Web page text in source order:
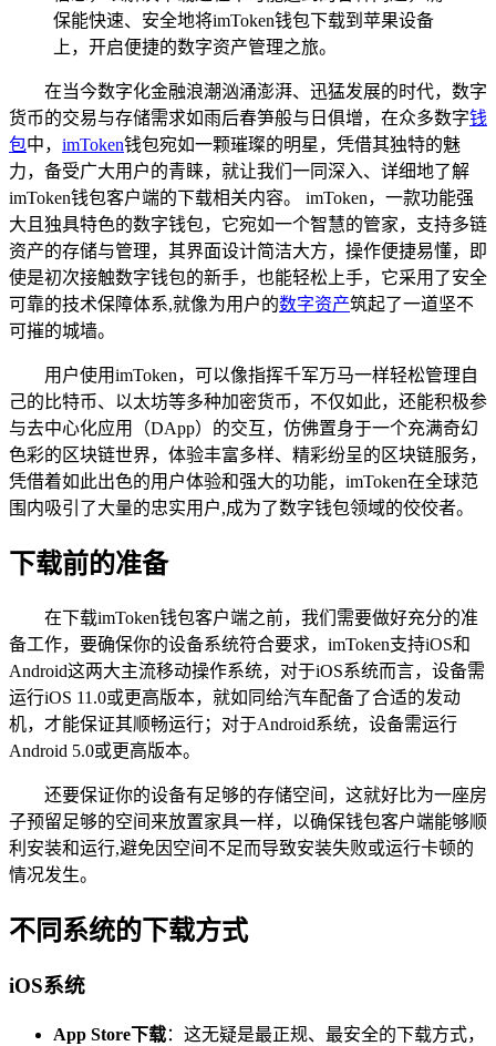
保能快速、安全地将imToken钱包下载到苹果设备
上，开启便捷的数字资产管理之旅。
在当今数字化金融浪潮汹涌澎湃、迅猛发展的时代，数字
货币的交易与存储需求如雨后春笋般与日俱增，在众多数字钱
包中， imToken钱包宛如一颗璀璨的明星，凭借其独特的魅
力，备受广大用户的青睐，就让我们一同深入、详细地了解
imToken钱包客户端的下载相关内容。 imToken，一款功能强
大且独具特色的数字钱包，它宛如一个智慧的管家，支持多链
资产的存储与管理，其界面设计简洁大方，操作便捷易懂，即
使是初次接触数字钱包的新手，也能轻松上手，它采用了安全
可靠的技术保障体系,就像为用户的数字资产筑起了一道坚不
可摧的城墙。
用户使用imToken，可以像指挥千军万马一样轻松管理自
己的比特币、以太坊等多种加密货币，不仅如此，还能积极参
与去中心化应用（DApp）的交互，仿佛置身于一个充满奇幻
色彩的区块链世界，体验丰富多样、精彩纷呈的区块链服务，
凭借着如此出色的用户体验和强大的功能，imToken在全球范
围内吸引了大量的忠实用户,成为了数字钱包领域的佼佼者。
下载前的准备
在下载imToken钱包客户端之前，我们需要做好充分的准
备工作，要确保你的设备系统符合要求，imToken支持iOS和
Android这两大主流移动操作系统，对于iOS系统而言，设备需
运行iOS 11.0或更高版本，就如同给汽车配备了合适的发动
机，才能保证其顺畅运行；对于Android系统，设备需运行
Android 5.0或更高版本。
还要保证你的设备有足够的存储空间，这就好比为一座房
子预留足够的空间来放置家具一样，以确保钱包客户端能够顺
利安装和运行,避免因空间不足而导致安装失败或运行卡顿的
情况发生。
不同系统的下载方式
iOS系统
App Store下载：这无疑是最正规、最安全的下载方式，